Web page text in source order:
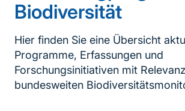
Biodiversität
Hier finden Sie eine Übersicht
Programme, Erfassungen und
Forschungsinitiativen mit
bundesweiten